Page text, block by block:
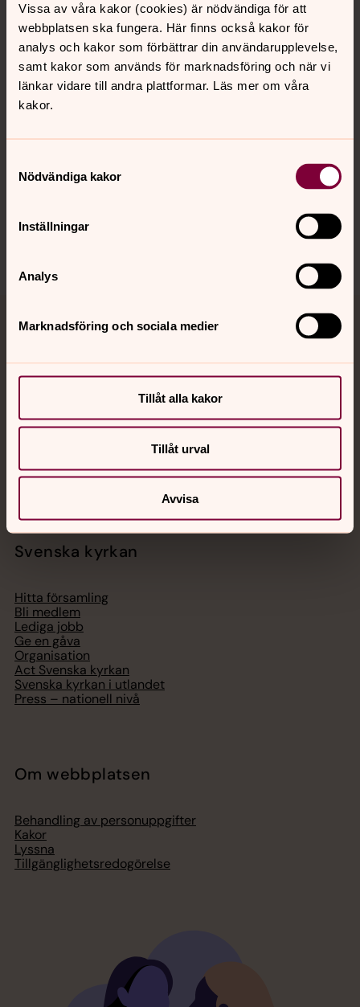
Vissa av våra kakor (cookies) är nödvändiga för att
webbplatsen ska fungera. Här finns också kakor för
analys och kakor som förbättrar din användarupplevelse,
samt kakor som används för marknadsföring och när vi
länkar vidare till andra plattformar. Läs mer om våra
kakor.
Nödvändiga kakor
Inställningar
Analys
Marknadsföring och sociala medier
Tillåt alla kakor
Tillåt urval
Avvisa
Kontakt
Kalender
Hitta snabbt
Jourhavande präst
Akut samtals- och krisstöd. Prata eller chatta anonymt
Chatt
Telefon 112
Svenska kyrkan
Hitta församling
Bli medlem
Lediga jobb
Ge en gåva
Organisation
Act Svenska kyrkan
Svenska kyrkan i utlandet
Press – nationell nivå
Om webbplatsen
Behandling av personuppgifter
Kakor
Lyssna
Tillgänglighetsredogörelse